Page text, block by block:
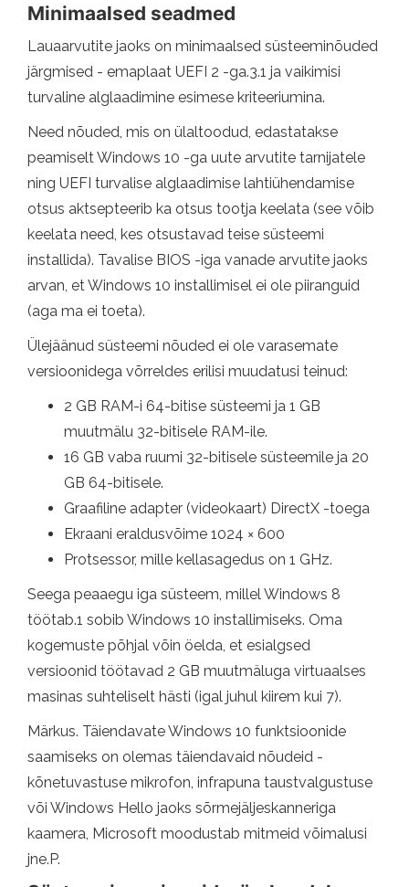
Minimaalsed seadmed
Lauaarvutite jaoks on minimaalsed süsteeminõuded
järgmised - emaplaat UEFI 2 -ga.3.1 ja vaikimisi
turvaline alglaadimine esimese kriteeriumina.
Need nõuded, mis on ülaltoodud, edastatakse
peamiselt Windows 10 -ga uute arvutite tarnijatele
ning UEFI turvalise alglaadimise lahtiühendamise
otsus aktsepteerib ka otsus tootja keelata (see võib
keelata need, kes otsustavad teise süsteemi
installida). Tavalise BIOS -iga vanade arvutite jaoks
arvan, et Windows 10 installimisel ei ole piiranguid
(aga ma ei toeta).
Ülejäänud süsteemi nõuded ei ole varasemate
versioonidega võrreldes erilisi muudatusi teinud:
2 GB RAM-i 64-bitise süsteemi ja 1 GB
muutmälu 32-bitisele RAM-ile.
16 GB vaba ruumi 32-bitisele süsteemile ja 20
GB 64-bitisele.
Graafiline adapter (videokaart) DirectX -toega
Ekraani eraldusvõime 1024 × 600
Protsessor, mille kellasagedus on 1 GHz.
Seega peaaegu iga süsteem, millel Windows 8
töötab.1 sobib Windows 10 installimiseks. Oma
kogemuste põhjal võin öelda, et esialgsed
versioonid töötavad 2 GB muutmäluga virtuaalses
masinas suhteliselt hästi (igal juhul kiirem kui 7).
Märkus. Täiendavate Windows 10 funktsioonide
saamiseks on olemas täiendavaid nõudeid -
kõnetuvastuse mikrofon, infrapuna taustvalgustuse
või Windows Hello jaoks sõrmejäljeskanneriga
kaamera, Microsoft moodustab mitmeid võimalusi
jne.P.